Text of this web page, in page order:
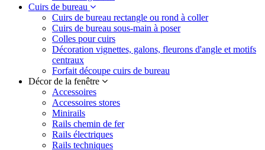
Cuirs de bureau
Cuirs de bureau rectangle ou rond à coller
Cuirs de bureau sous-main à poser
Colles pour cuirs
Décoration vignettes, galons, fleurons d'angle et motifs
centraux
Forfait découpe cuirs de bureau
Décor de la fenêtre
Accessoires
Accessoires stores
Minirails
Rails chemin de fer
Rails électriques
Rails techniques